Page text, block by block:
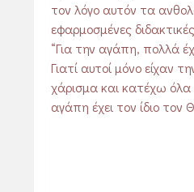
τον λόγο αυτόν τα
εφαρμοσμένες
“Για την αγάπη, πολλά
Γιατί αυτοί μόνο είχαν
χάρισμα και κατέχω όλα
αγάπη έχει τον ίδιο τον